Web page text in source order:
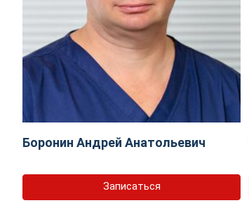
Боронин Андрей Анатольевич
Записаться